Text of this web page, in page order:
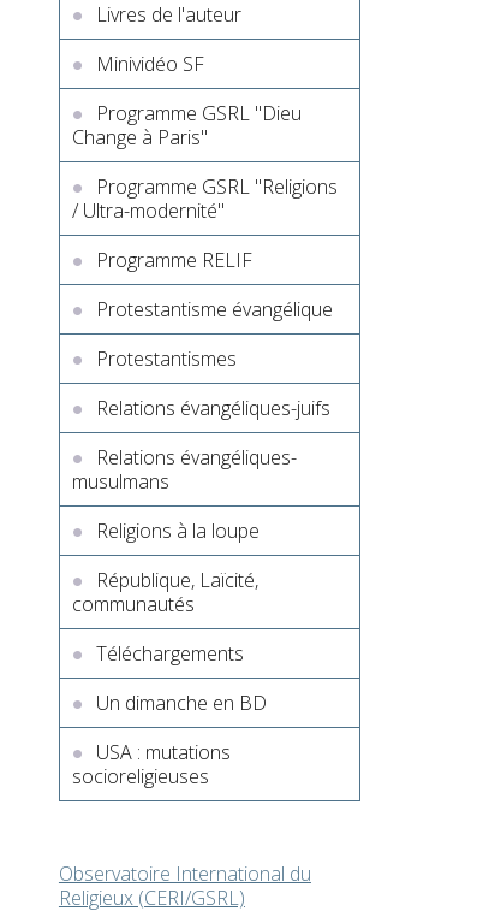
Livres de l'auteur
Minividéo SF
Programme GSRL "Dieu
Change à Paris"
Programme GSRL "Religions
/ Ultra-modernité"
Programme RELIF
Protestantisme évangélique
Protestantismes
Relations évangéliques-juifs
Relations évangéliques-
musulmans
Religions à la loupe
République, Laïcité,
communautés
Téléchargements
Un dimanche en BD
USA : mutations
socioreligieuses
Observatoire International du
Religieux (CERI/GSRL)